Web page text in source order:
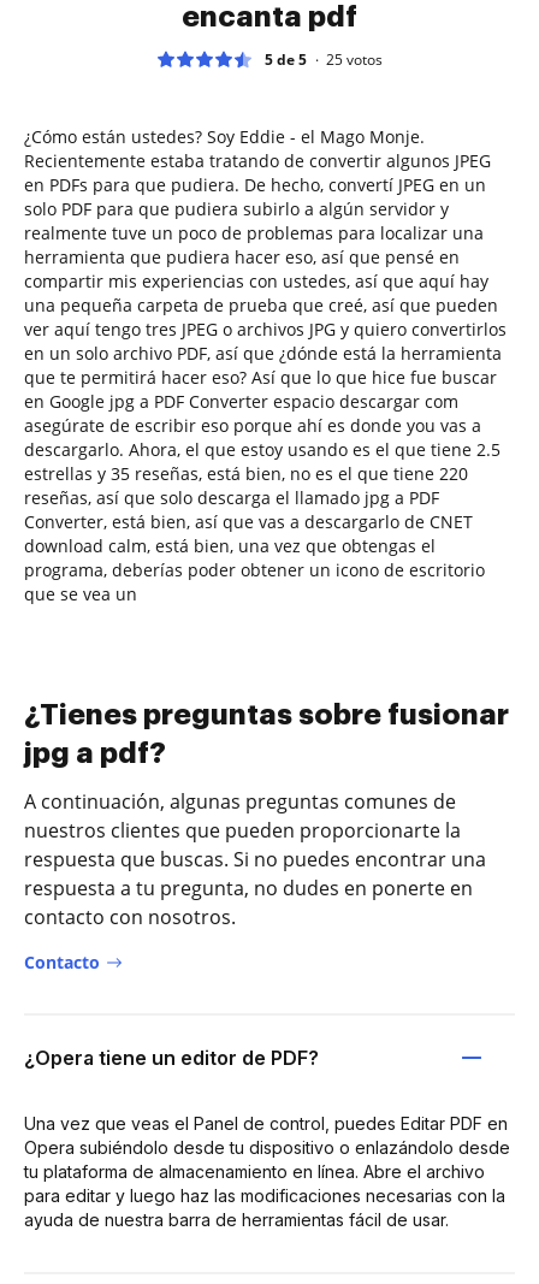
encanta pdf
5 de 5 25votos
¿Cómo están ustedes? Soy Eddie - el Mago Monje.
Recientemente estaba tratando de convertir algunos JPEG
en PDFs para que pudiera. De hecho, convertí JPEG en un
solo PDF para que pudiera subirlo a algún servidor y
realmente tuve un poco de problemas para localizar una
herramienta que pudiera hacer eso, así que pensé en
compartir mis experiencias con ustedes, así que aquí hay
una pequeña carpeta de prueba que creé, así que pueden
ver aquí tengo tres JPEG o archivos JPG y quiero convertirlos
en un solo archivo PDF, así que ¿dónde está la herramienta
que te permitirá hacer eso? Así que lo que hice fue buscar
en Google jpg a PDF Converter espacio descargar com
asegúrate de escribir eso porque ahí es donde you vas a
descargarlo. Ahora, el que estoy usando es el que tiene 2.5
estrellas y 35 reseñas, está bien, no es el que tiene 220
reseñas, así que solo descarga el llamado jpg a PDF
Converter, está bien, así que vas a descargarlo de CNET
download calm, está bien, una vez que obtengas el
programa, deberías poder obtener un icono de escritorio
que se vea un
¿Tienes preguntas sobre fusionar
jpg a pdf?
A continuación, algunas preguntas comunes de
nuestros clientes que pueden proporcionarte la
respuesta que buscas. Si no puedes encontrar una
respuesta a tu pregunta, no dudes en ponerte en
contacto con nosotros.
Contacto
¿Opera tiene un editor de PDF?
Una vez que veas el Panel de control, puedes Editar PDF en
Opera subiéndolo desde tu dispositivo o enlazándolo desde
tu plataforma de almacenamiento en línea. Abre el archivo
para editar y luego haz las modificaciones necesarias con la
ayuda de nuestra barra de herramientas fácil de usar.